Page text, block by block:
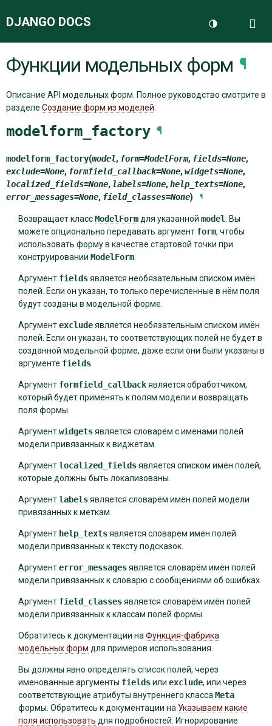
DJANGO DOCS
ДОКУМЕНТАЦИЯ
БЛОГ
Функции модельных форм ¶
Описание API модельных форм. Полное руководство смотрите в
разделе Создание форм из моделей.
modelform_factory ¶
modelform_factory(model, form=ModelForm, fields=None,
exclude=None, formfield_callback=None, widgets=None,
localized_fields=None, labels=None, help_texts=None,
error_messages=None, field_classes=None) ¶
Возвращает классModelFormдля указанной model . Вы
можете опционально передавать аргумент form, чтобы
использовать форму в качестве стартовой точки при
конструировании ModelForm.
Аргумент fieldsявляется необязательным списком имён
полей. Если он указан, то только перечисленные в нём поля
будут созданы в модельной форме.
Аргументexcludeявляется необязательным списком имён
полей. Если он указан, то соответствующих полей не будет в
созданной модельной форме, даже если они были указаны в
аргументе fields.
Аргумент formfield_callbackявляется обработчиком,
который будет применять к полям модели и возвращать
поля формы.
Аргументwidgetsявляется словарём с именами полей
модели привязанных к виджетам.
Аргументlocalized_fieldsявляется списком имён полей,
которые должны быть локализованы.
Аргументlabelsявляется словарём имён полей модели
привязанных к меткам.
Аргумент help_textsявляется словарём имён полей
модели привязанных к тексту подсказок.
Аргументerror_messagesявляется словарём имён полей
модели привязанных к словарю с сообщениями об ошибках.
Аргумент field_classesявляется словарём имён полей
модели привязанных к классам полей формы.
Обратитесь к документации на Функция-фабрика
модельных форм для примеров использования.
Вы должны явно определять список полей, через
именованные аргументы fieldsили exclude, или через
соответствующие атрибуты внутреннего класса Meta
формы. Обратитесь к документации на Указываем какие
поля использовать для подробностей. Игнорирование